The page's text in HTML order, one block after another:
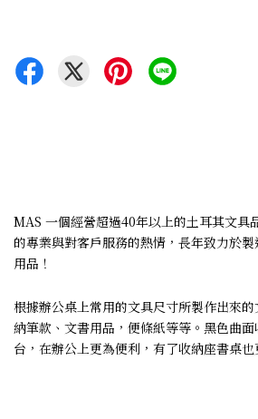
MAS 一個經營超過40年以上的土耳其文具
的專業與對客戶服務的熱情，長年致力於
用品！
根據辦公桌上常用的文具尺寸所製作出來
納筆款、文書用品，便條紙等等。黑色曲
台，在辦公上更為便利，有了收納座書桌也